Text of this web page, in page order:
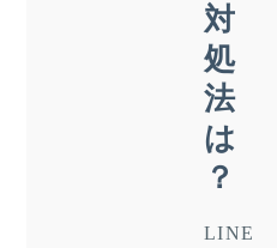
対
処
法
は
？
LINE